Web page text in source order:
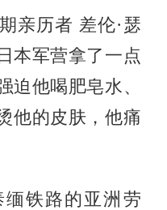
历者 差伦·瑟
本军营拿了一点
迫他喝肥皂水、
他的皮肤，他痛
铁路的亚洲劳